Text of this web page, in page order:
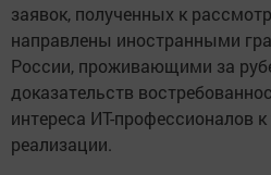
заявок, полученных к
направлены иностранными
России, проживающими за
доказательств
интереса ИТ-профессионалов
реализации.